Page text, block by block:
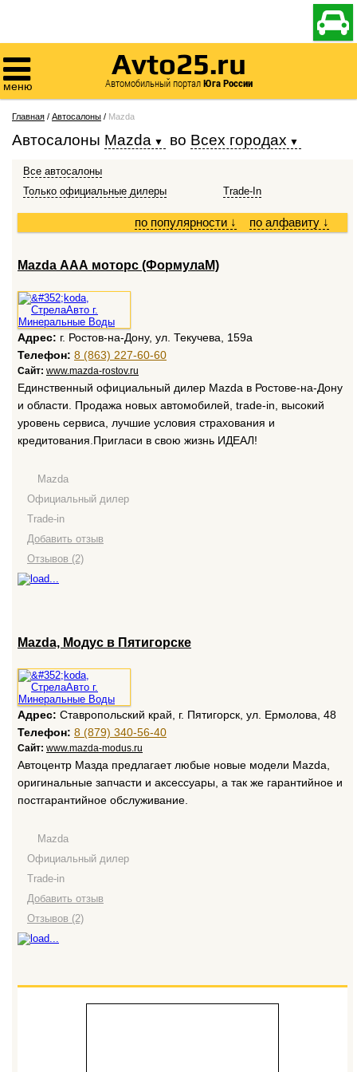


меню
Avto25.ru
Автомобильный порталЮга России
Главная / Автосалоны / Mazda
Автосалоны Mazda во Всех городах
Все автосалоны
Только официальные дилеры
Trade-In
по алфавиту ↓
по популярности ↓
Mazda ААА моторс (ФормулаМ)
Адрес: г. Ростов-на-Дону, ул. Текучева, 159а
Телефон: 8 (863) 227-60-60
Сайт: www.mazda-rostov.ru
Единственный официальный дилер Mazda в Ростове-на-Дону
и области. Продажа новых автомобилей, trade-in, высокий
уровень сервиса, лучшие условия страхования и
кредитования.Пригласи в свою жизнь ИДЕАЛ!
Mazda
Официальный дилер
Trade-in
Добавить отзыв
Отзывов (2)
Mazda, Модус в Пятигорске
Адрес: Ставропольский край, г. Пятигорск, ул. Ермолова, 48
Телефон: 8 (879) 340-56-40
Сайт: www.mazda-modus.ru
Автоцентр Мазда предлагает любые новые модели Mazda,
оригинальные запчасти и аксессуары, а так же гарантийное и
постгарантийное обслуживание.
Mazda
Официальный дилер
Trade-in
Добавить отзыв
Отзывов (2)